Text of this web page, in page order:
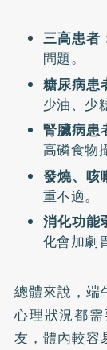
三高患者
問題。
糖尿病患
少油、少
腎臟病患
高磷食物
發燒、咳
重不適。
消化功能
化會加劇
總體來說，端
心理狀況都
友，體內較容